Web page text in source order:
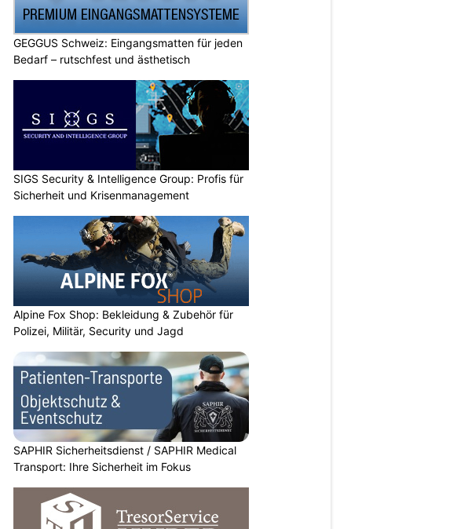
GEGGUS Schweiz: Eingangsmatten für jeden
Bedarf – rutschfest und ästhetisch
SIGS Security & Intelligence Group: Profis für
Sicherheit und Krisenmanagement
Alpine Fox Shop: Bekleidung & Zubehör für
Polizei, Militär, Security und Jagd
SAPHIR Sicherheitsdienst / SAPHIR Medical
Transport: Ihre Sicherheit im Fokus